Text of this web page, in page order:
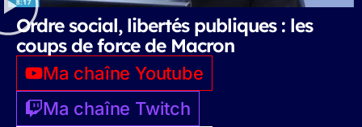
Ordre social, libertés publiques : les
coups de force de Macron
Ma chaîne Youtube
Ma chaîne Twitch